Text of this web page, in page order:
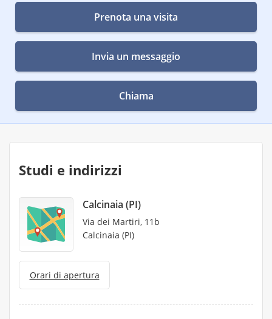
Prenota una visita
Invia un messaggio
Chiama
Studi e indirizzi
Calcinaia (PI)
Via dei Martiri, 11b
Calcinaia (PI)
Orari di apertura